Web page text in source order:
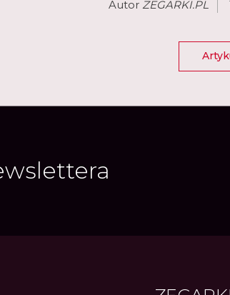
AutorZEGARKI.PL